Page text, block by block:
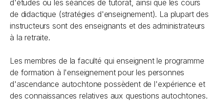
d'études ou les séances de tutorat, ainsi que les cours
de didactique (stratégies d'enseignement). La plupart des
instructeurs sont des enseignants et des administrateurs
à la retraite.
Les membres de la faculté qui enseignent le programme
de formation à l'enseignement pour les personnes
d'ascendance autochtone possèdent de l'expérience et
des connaissances relatives aux questions autochtones.